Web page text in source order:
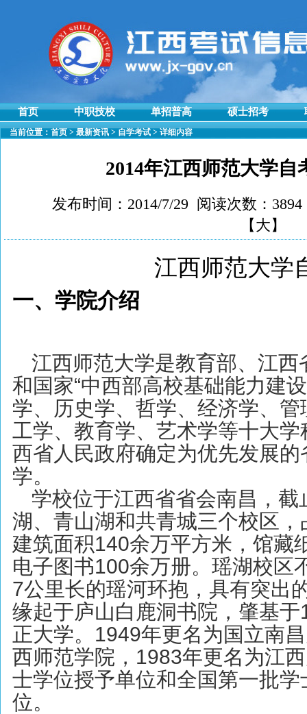
首页 中职技校 单招普高 硕士招考
当前位置： 首页 > 最新资讯 > 自学考试 > 详细内容
2014年江西师范大学自
发布时间：2014/7/29 阅读次数：
【大】
江西师范大
一、学院介绍
江西师范大学是教育部、 江西
和国家“中西部高校基础能力建
学、历史学、哲学、经济学、
工学、教育学、艺术学等十大
西省人民政府确定为优先发展
学。
学校位于江西省省会南昌 ，
湖、青山湖和共青城三个校区
建筑面积140余万平方米，馆藏
电子图书100余万册。瑶湖校区
7公里长的瑶河环抱，具有突出
缘起于庐山白鹿洞书院 ，肇基
正大学。1949年更名为国立南
西师范学院 ，1983年更名为江
士学位授予单位和全国第一批
位。